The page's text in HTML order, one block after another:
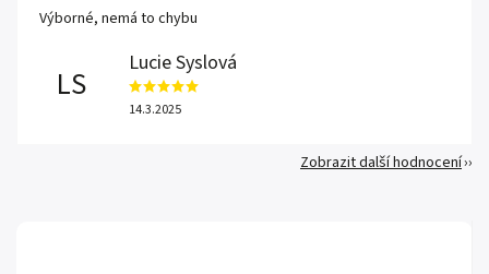
Výborné, nemá to chybu
LS
Lucie Syslová
14.3.2025
Zobrazit další hodnocení